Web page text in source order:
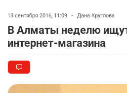
13 сентября 2016, 11:09 • Дана Круглова
В Алматы неделю
интернет-магазина